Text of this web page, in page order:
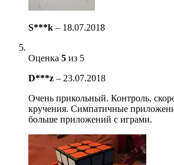
S***k – 18.07.2018
Оценка 5 из 5
D***z – 23.07.2018
Очень прикольный. Контроль,
кручения. Симпатичные
больше приложений с играми.